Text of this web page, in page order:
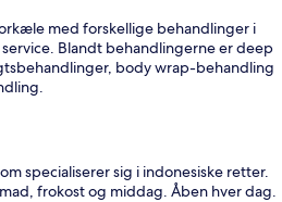
med forskellige behandlinger i
Blandt behandlingerne er deep
body wrap-behandling
specialiserer sig i indonesiske retter.
frokost og middag. Åben hver dag.